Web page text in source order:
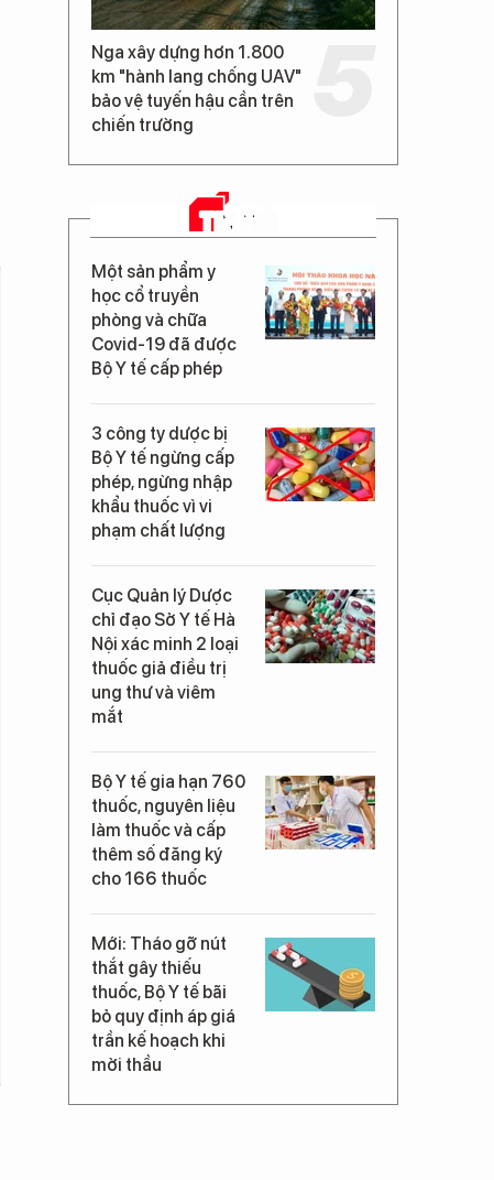
Nga xây dựng hơn 1.800
km "hành lang chống UAV"
bảo vệ tuyến hậu cần trên
chiến trường
TIN MỚI
Một sản phẩm y
học cổ truyền
phòng và chữa
Covid-19 đã được
Bộ Y tế cấp phép
3 công ty dược bị
Bộ Y tế ngừng cấp
phép, ngừng nhập
khẩu thuốc vì vi
phạm chất lượng
Cục Quản lý Dược
chỉ đạo Sở Y tế Hà
Nội xác minh 2 loại
thuốc giả điều trị
ung thư và viêm
mắt
Bộ Y tế gia hạn 760
thuốc, nguyên liệu
làm thuốc và cấp
thêm số đăng ký
cho 166 thuốc
Mới: Tháo gỡ nút
thắt gây thiếu
thuốc, Bộ Y tế bãi
bỏ quy định áp giá
trần kế hoạch khi
mời thầu